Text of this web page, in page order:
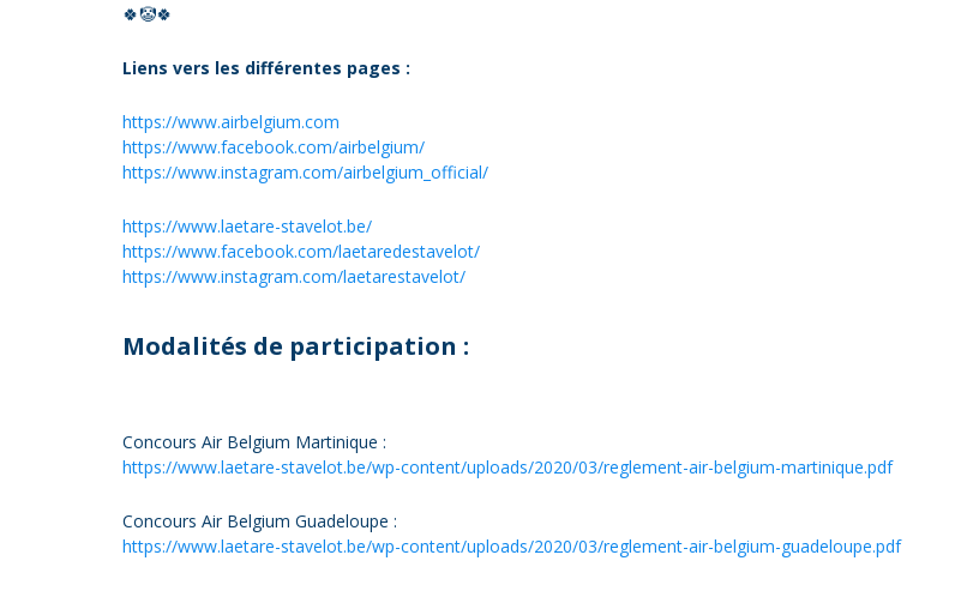
🍀🤡🍀
Liens vers les différentes pages :
https://www.airbelgium.com
https://www.facebook.com/airbelgium/
https://www.instagram.com/airbelgium_official/
https://www.laetare-stavelot.be/
https://www.facebook.com/laetaredestavelot/
https://www.instagram.com/laetarestavelot/
Modalités de participation :
Concours Air Belgium Martinique :
https://www.laetare-stavelot.be/wp-content/uploads/2020/03/reglement-air-belgium-martinique.pdf
Concours Air Belgium Guadeloupe :
https://www.laetare-stavelot.be/wp-content/uploads/2020/03/reglement-air-belgium-guadeloupe.pdf